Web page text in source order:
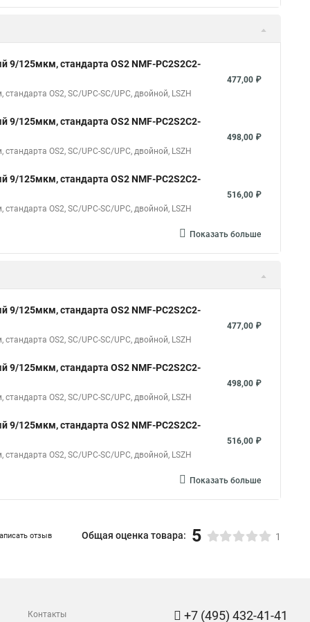
125мкм, стандарта OS2 NMF-PC2S2C2-
OS2, SC/UPC-SC/UPC, двойной, LSZH
477,00 ₽
125мкм, стандарта OS2 NMF-PC2S2C2-
OS2, SC/UPC-SC/UPC, двойной, LSZH
498,00 ₽
125мкм, стандарта OS2 NMF-PC2S2C2-
OS2, SC/UPC-SC/UPC, двойной, LSZH
516,00 ₽
Показать больше
125мкм, стандарта OS2 NMF-PC2S2C2-
OS2, SC/UPC-SC/UPC, двойной, LSZH
477,00 ₽
125мкм, стандарта OS2 NMF-PC2S2C2-
OS2, SC/UPC-SC/UPC, двойной, LSZH
498,00 ₽
125мкм, стандарта OS2 NMF-PC2S2C2-
OS2, SC/UPC-SC/UPC, двойной, LSZH
516,00 ₽
Показать больше
отзыв Общая оценка товара: 5 1
Контакты +7 (495) 432-41-41